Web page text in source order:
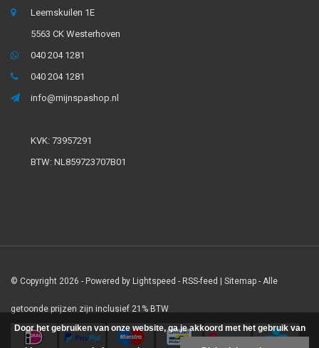
Leemskuilen 1E
5563 CK Westerhoven
040 204 1281
040 204 1281
info@mijnspashop.nl
KVK: 73957291
BTW: NL859723707B01
© Copyright 2026 - Powered by Lightspeed - RSS-feed Sitemap - Alle
getoonde prijzen zijn inclusief 21% BTW
Door het gebruiken van onze website, ga je akkoord met het gebruik van